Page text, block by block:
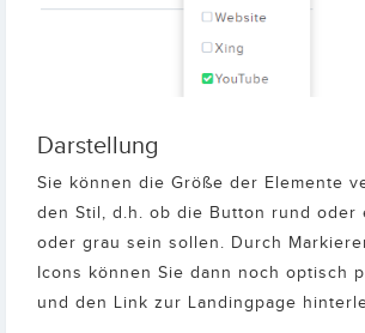
Darstellung
Sie können die Größe der Elemente
den Stil, d.h. ob die Button rund oder
oder grau sein sollen. Durch
Icons können Sie dann noch optisch
und den Link zur Landingpage